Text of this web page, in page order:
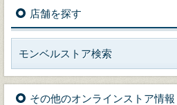
店舗を探す
モンベルストア検索
その他のオンラインストア情報